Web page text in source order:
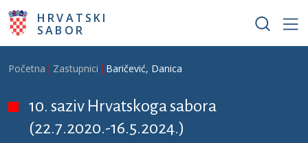
Skoči na glavni sadržaj
HRVATSKI
SABOR
Breadcrumb
Početna Zastupnici Baričević, Danica
10. saziv Hrvatskoga sabora
(22.7.2020.-16.5.2024.)